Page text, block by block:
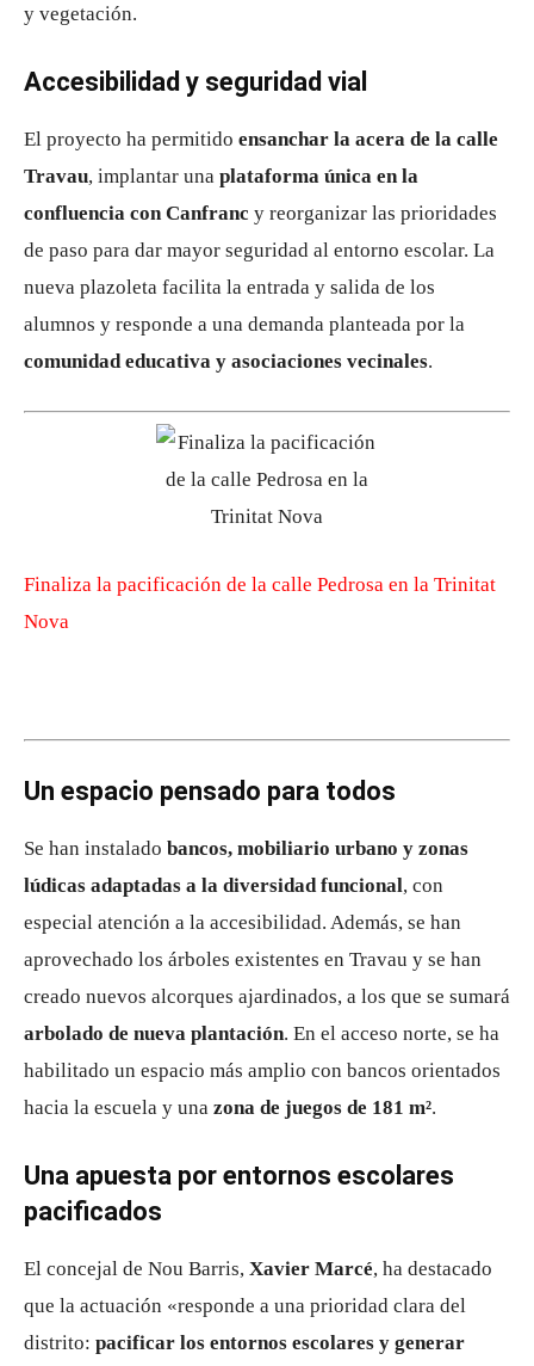
y vegetación.
Accesibilidad y seguridad vial
El proyecto ha permitido ensanchar la acera de la calle
Travau, implantar una plataforma única en la
confluencia con Canfranc y reorganizar las prioridades
de paso para dar mayor seguridad al entorno escolar. La
nueva plazoleta facilita la entrada y salida de los
alumnos y responde a una demanda planteada por la
comunidad educativa y asociaciones vecinales.
Finaliza la pacificación de la calle Pedrosa en la Trinitat
Nova
Un espacio pensado para todos
Se han instalado bancos, mobiliario urbano y zonas
lúdicas adaptadas a la diversidad funcional, con
especial atención a la accesibilidad. Además, se han
aprovechado los árboles existentes en Travau y se han
creado nuevos alcorques ajardinados, a los que se sumará
arbolado de nueva plantación. En el acceso norte, se ha
habilitado un espacio más amplio con bancos orientados
hacia la escuela y una zona de juegos de 181 m².
Una apuesta por entornos escolares
pacificados
El concejal de Nou Barris, Xavier Marcé, ha destacado
que la actuación «responde a una prioridad clara del
distrito: pacificar los entornos escolares y generar